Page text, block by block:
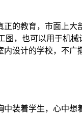
的教育，市面上
，也可以用于机
设计的学校，不广
装着学生，心中